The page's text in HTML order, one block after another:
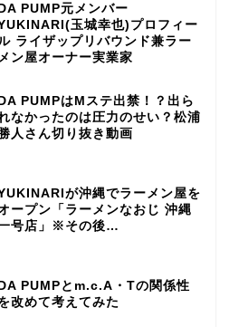
DA PUMP元メンバー
玉城幸也)プロフィー
ライザップリバウンド兼ラー
メン屋オーナー実業家
DA PUMPはMステ出禁！？出ら
なかったのは圧力のせい？松浦
人さん切り抜き動画
が沖縄でラーメン屋を
ープン「ラーメンなおじ 沖縄
号店」※その後…
PUMPとm.c.A・Tの関係性
改めて考えてみた